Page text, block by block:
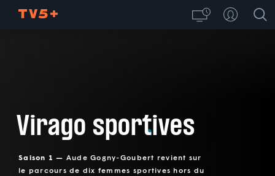
Virago sportives
Saison 1 — Aude Gogny-Goubert revient sur
le parcours de dix femmes sportives hors du